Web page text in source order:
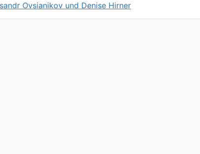
Ovsianikov und Denise Hirner